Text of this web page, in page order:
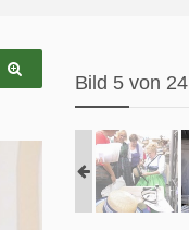
Bild 5 von 24